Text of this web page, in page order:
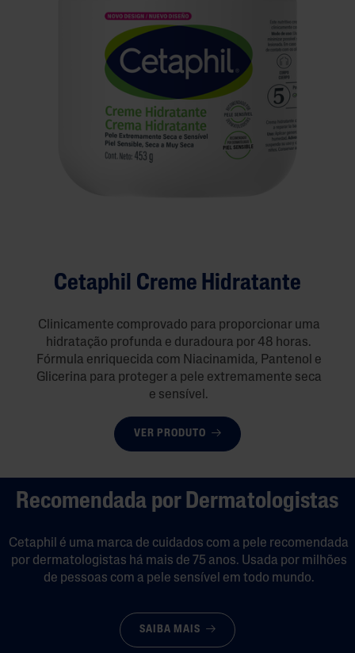
Cetaphil Creme Hidratante
Clinicamente comprovado para proporcionar uma
hidratação profunda e duradoura por 48 horas.
Fórmula enriquecida com Niacinamida, Pantenol e
Glicerina para proteger a pele extremamente seca
e sensível.
VER PRODUTO
Recomendada por Dermatologistas
Cetaphil é uma marca de cuidados com a pele recomendada
por dermatologistas há mais de 75 anos. Usada por milhões
de pessoas com a pele sensível em todo mundo.
SAIBA MAIS